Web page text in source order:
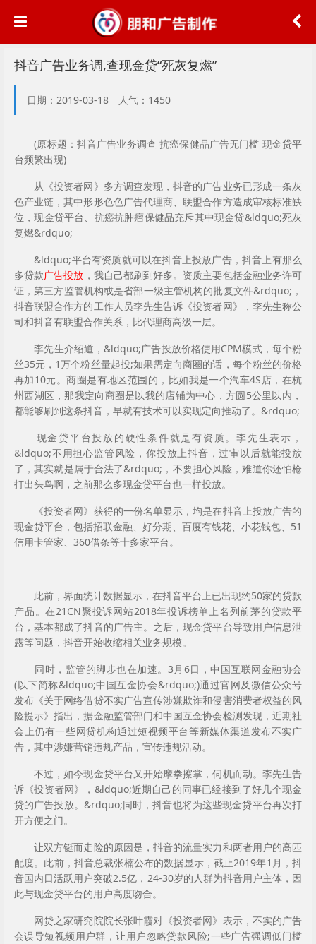
抖音广告业务调,查现金贷“死灰复燃”
日期：2019-03-18 人气：1450
(原标题：抖音广告业务调查 抗癌保健品广告无门槛 现金贷平
台频繁出现)
从《投资者网》多方调查发现，抖音的广告业务已形成一条灰
色产业链，其中形形色色广告代理商、联盟合作方造成审核标准缺
位，现金贷平台、抗癌抗肿瘤保健品充斥其中现金贷&ldquo;死灰
复燃&rdquo;
&ldquo;平台有资质就可以在抖音上投放广告，抖音上有那么
多贷款广告投放 ，我自己都刷到好多。资质主要包括金融业务许可
证，第三方监管机构或是省部一级主管机构的批复文件&rdquo;，
抖音联盟合作方的工作人员李先生告诉《投资者网》，李先生称公
司和抖音有联盟合作关系，比代理商高级一层。
李先生介绍道，&ldquo;广告投放价格使用CPM模式，每个粉
丝35元，1万个粉丝量起投;如果需定向商圈的话，每个粉丝的价格
再加10元。商圈是有地区范围的，比如我是一个汽车4S店，在杭
州西湖区，那我定向商圈是以我的店铺为中心，方圆5公里以内，
都能够刷到这条抖音，早就有技术可以实现定向推动了。&rdquo;
现金贷平台投放的硬性条件就是有资质。李先生表示，
&ldquo;不用担心监管风险，你投放上抖音，过审以后就能投放
了，其实就是属于合法了&rdquo;，不要担心风险，难道你还怕枪
打出头鸟啊，之前那么多现金贷平台也一样投放。
《投资者网》获得的一份名单显示，均是在抖音上投放广告的
现金贷平台，包括招联金融、好分期、百度有钱花、小花钱包、51
信用卡管家、360借条等十多家平台。
此前，界面统计数据显示，在抖音平台上已出现约50家的贷款
产品。在21CN聚投诉网站2018年投诉榜单上名列前茅的贷款平
台，基本都成了抖音的广告主。之后，现金贷平台导致用户信息泄
露等问题，抖音开始收缩相关业务规模。
同时，监管的脚步也在加速。3月6日，中国互联网金融协会
(以下简称&ldquo;中国互金协会&rdquo;)通过官网及微信公众号
发布《关于网络借贷不实广告宣传涉嫌欺诈和侵害消费者权益的风
险提示》指出，据金融监管部门和中国互金协会检测发现，近期社
会上仍有一些网贷机构通过短视频平台等新媒体渠道发布不实广
告，其中涉嫌营销违规产品，宣传违规活动。
不过，如今现金贷平台又开始摩拳擦掌，伺机而动。李先生告
诉《投资者网》，&ldquo;近期自己的同事已经接到了好几个现金
贷的广告投放。&rdquo;同时，抖音也将为这些现金贷平台再次打
开方便之门。
让双方铤而走险的原因是，抖音的流量实力和两者用户的高匹
配度。此前，抖音总裁张楠公布的数据显示，截止2019年1月，抖
音国内日活跃用户突破2.5亿，24-30岁的人群为抖音用户主体，因
此与现金贷平台的用户高度吻合。
网贷之家研究院院长张叶霞对《投资者网》表示，不实的广告
会误导短视频用户群，让用户忽略贷款风险;一些广告强调低门槛